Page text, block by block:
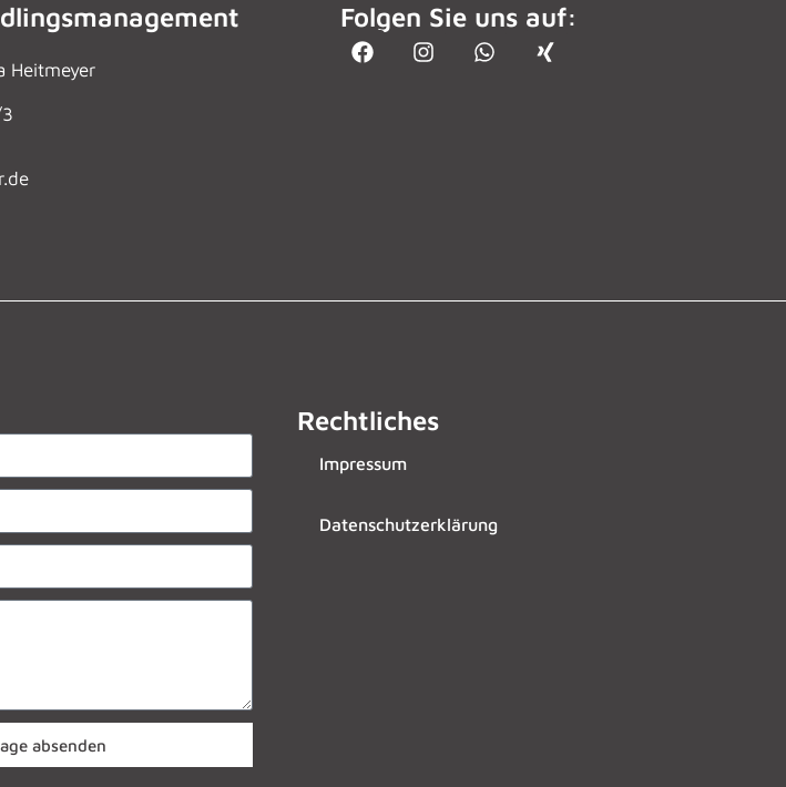
Heitmeyer
Folgen Sie uns auf:
absenden
Rechtliches
Impressum
Datenschutzerklärung